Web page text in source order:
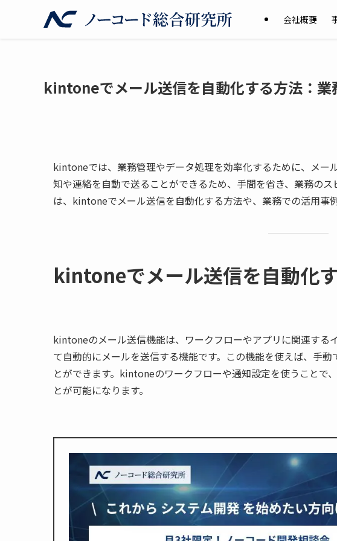
会社概要
kintoneでメール送信を自動化する方法：業
kintoneでは、業務管理やデータ処理を効率化するために、メー
知や連絡を自動で送ることができるため、手間を省き、業務の
は、kintoneでメール送信を自動化する方法や、業務での活用事
kintoneでメール送信を自動化
kintoneのメール送信機能は、ワークフローやアプリに関連する
て自動的にメールを送信する機能です。この機能を使えば、手
とができます。kintoneのワークフローや通知設定を使うことで
とが可能になります。